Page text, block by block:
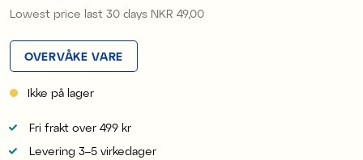
Lowest price last 30 days Pris :NKR 49,00
NKR 49,00
OVERVÅKE VARE
Ikke på lager
Fri frakt over 499 kr
Levering 3–5 virkedager